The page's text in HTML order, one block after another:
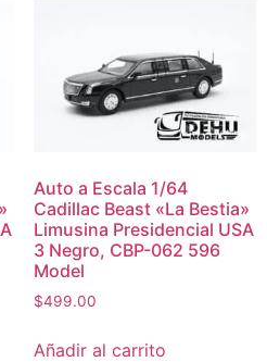
Auto a Escala 1/64
Cadillac Beast «La Bestia»
Limusina Presidencial USA
3 Negro, CBP-062 596
Model
$499.00
Añadir al carrito